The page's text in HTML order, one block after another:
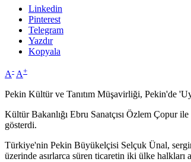
Linkedin
Pinterest
Telegram
Yazdır
Kopyala
A- A+
Pekin Kültür ve Tanıtım Müşavirliği, Pekin'de
Kültür Bakanlığı Ebru Sanatçısı Özlem Çopur
gösterdi.
Türkiye'nin Pekin Büyükelçisi Selçuk Ünal,
üzerinde asırlarca süren ticaretin iki ülke halkları